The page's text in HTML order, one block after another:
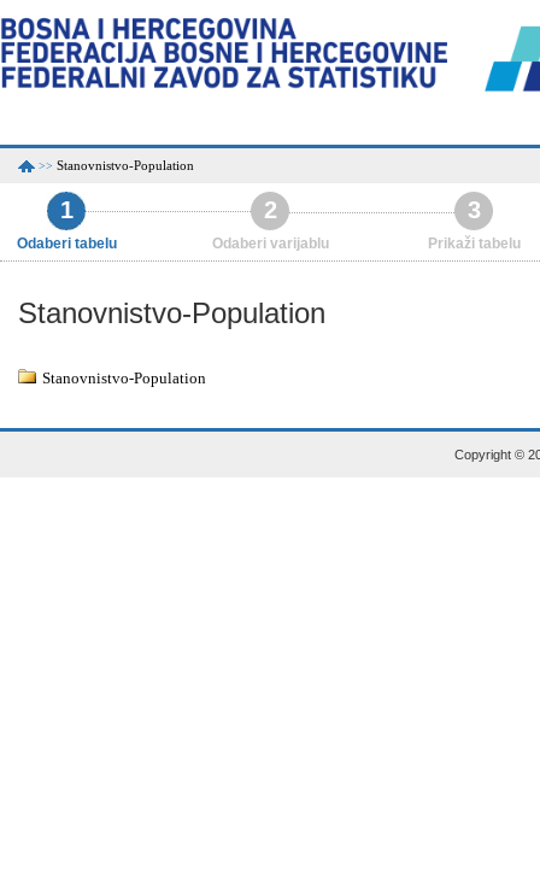
>> Stanovnistvo-Population
1
Odaberi tabelu
2
Odaberi varijablu
3
Prikaži tabelu
Stanovnistvo-Population
Stanovnistvo-Population
Copyright ©